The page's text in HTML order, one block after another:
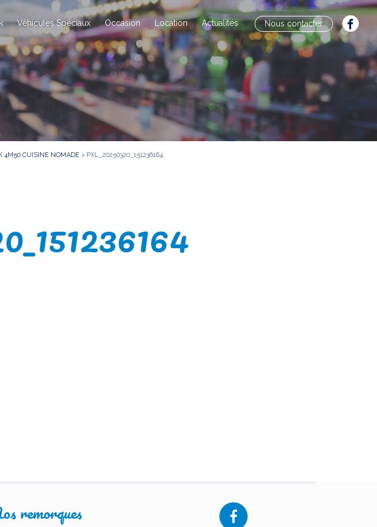
Véhicules Spéciaux Occasion Location Actualités Nous contacter
4M50 CUISINE NOMADE > PXL_20250320_151236164
remorques